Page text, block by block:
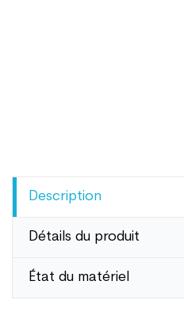
Description
Détails du produit
État du matériel